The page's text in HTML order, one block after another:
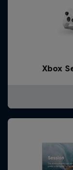
Xbox